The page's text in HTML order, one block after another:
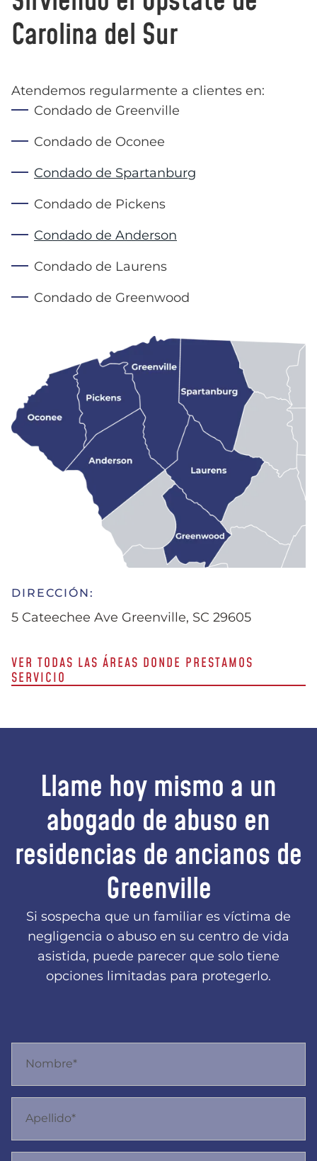
Carolina del Sur
Atendemos regularmente a clientes en:
Condado de Greenville
Condado de Oconee
Condado de Spartanburg
Condado de Pickens
Condado de Anderson
Condado de Laurens
Condado de Greenwood
DIRECCIÓN:
5 Cateechee Ave Greenville, SC 29605
VER TODAS LAS ÁREAS DONDE PRESTAMOS
SERVICIO
Llame hoy mismo a un
abogado de abuso en
residencias de ancianos de
Greenville
Si sospecha que un familiar es víctima de
negligencia o abuso en su centro de vida
asistida, puede parecer que solo tiene
opciones limitadas para protegerlo.
Nombre*
Apellido*